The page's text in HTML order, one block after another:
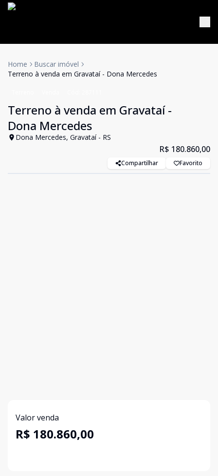
Home
Buscar imóvel
Terreno à venda em Gravataí - Dona Mercedes
Terreno à venda em Gravataí -
Dona Mercedes
Dona Mercedes, Gravataí - RS
R$ 180.860,00
Compartilhar Favorito
Valor venda
R$ 180.860,00